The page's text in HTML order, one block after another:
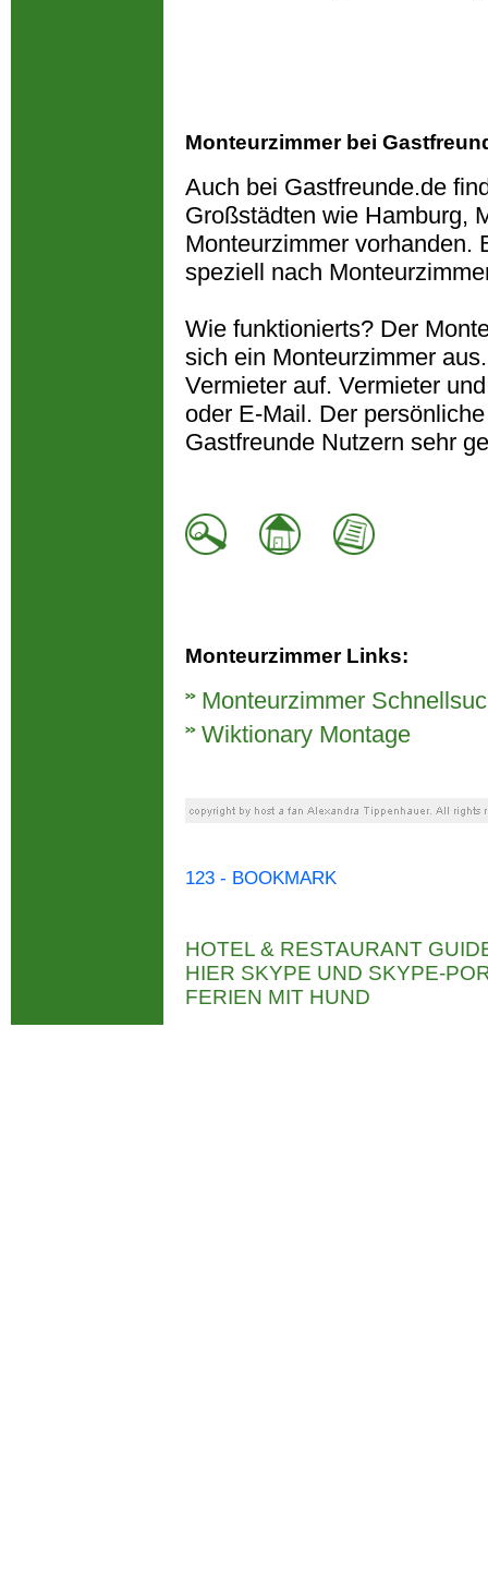
Monteurzimmer bei
Auch bei Gastfreunde.de
Großstädten wie Hamburg,
Monteurzimmer vorhanden.
speziell nach
Wie funktionierts? Der
sich ein Monteurzimmer
Vermieter auf. Vermieter
oder E-Mail. Der
Gastfreunde Nutzern sehr
Monteurzimmer Links:
Monteurzimmer
Wiktionary Montage
123 - BOOKMARK
HOTEL & RESTAURANT
HIER SKYPE UND SKYPE-
FERIEN MIT HUND